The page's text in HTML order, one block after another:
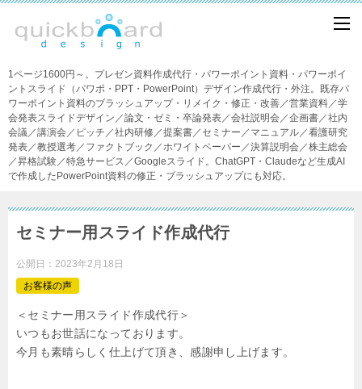
1ページ1600円～。プレゼン資料作成代行・パワーポイント資料・パワーポイ
ントスライド（パワポ・PPT・PowerPoint）デザイン作成代行・外注。既存パ
ワーポイント資料のブラッシュアップ・リメイク・修正・改善／営業資料／学
会発表スライドデザイン／論文・ゼミ・卒論発表／会社説明会／企画書／社内
会議／講演会／ピッチ／社内研修／提案書／セミナー／マニュアル／看護研究
発表／教授選考／ファクトブック／ホワイトペーパー／決算説明会／株主総会
／昇格試験／特急サービス／Googleスライド。ChatGPT・Claudeなど生成AI
で作成したPowerPoint資料の修正・ブラッシュアップにも対応。
セミナー用スライド作成代行
公開日： 2023年2月18日
お客様の声
＜セミナー用スライド作成代行＞
いつもお世話になっております。
今月も素晴らしく仕上げて頂き、感謝申し上げます。